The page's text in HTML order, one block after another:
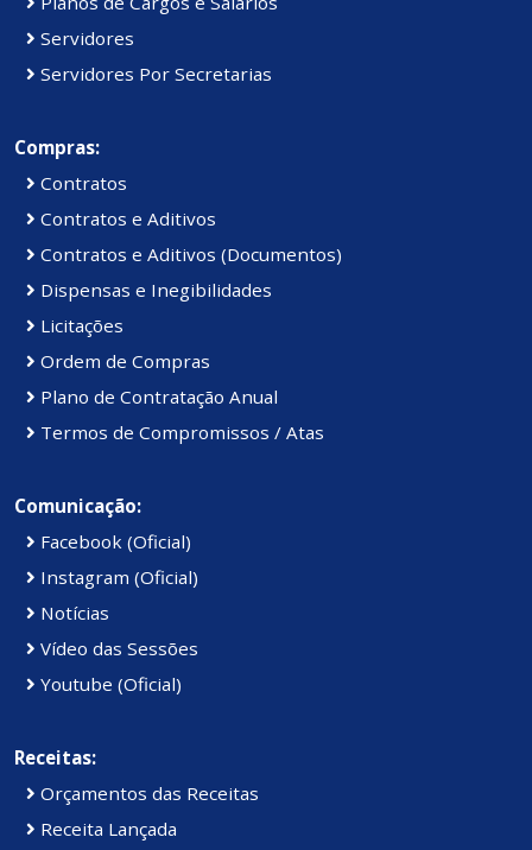
Servidores
Servidores Por Secretarias
Compras:
Contratos
Contratos e Aditivos
Contratos e Aditivos (Documentos)
Dispensas e Inegibilidades
Licitações
Ordem de Compras
Plano de Contratação Anual
Termos de Compromissos / Atas
Comunicação:
Facebook (Oficial)
Instagram (Oficial)
Notícias
Vídeo das Sessões
Youtube (Oficial)
Receitas:
Orçamentos das Receitas
Receita Lançada